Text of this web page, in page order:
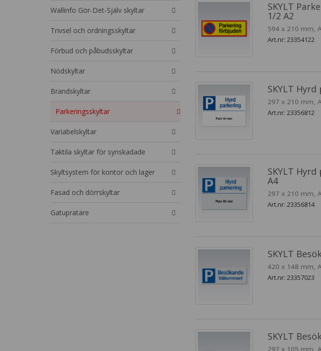
Wallinfo Gör-Det-Själv skyltar
Trivsel och ordningsskyltar
Förbud och påbudsskyltar
Nödskyltar
Brandskyltar
Parkeringsskyltar
Variabelskyltar
Taktila skyltar för synskadade
Skyltsystem för kontor och lager
Fasad och dörrskyltar
Gatupratare
SKYLT
1/2 A2
594 x 210 mm,
Art.nr: 23354122
SKYLT
297 x 210 mm,
Art.nr: 23356812
SKYLT
A4
297 x 210 mm,
Art.nr: 23356814
SKYLT
420 x 148 mm,
Art.nr: 23357023
SKYLT
297 x 105 mm,